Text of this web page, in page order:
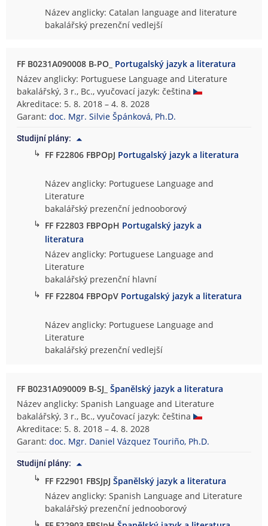
Název anglicky: Catalan language and literature
bakalářský prezenční vedlejší
FF B0231A090008 B-PO_ Portugalský jazyk a literatura
Název anglicky: Portuguese Language and Literature
bakalářský, 3 r., Bc., vyučovací jazyk: čeština
Akreditace: 5. 8. 2018 – 4. 8. 2028
Garant:doc. Mgr. Silvie Špánková, Ph.D.
Studijní plány:
↳ FF F22806 FBPOpJ Portugalský jazyk a literatura
Název anglicky: Portuguese Language and
Literature
bakalářský prezenční jednooborový
↳ FF F22803 FBPOpH Portugalský jazyk a
literatura
Název anglicky: Portuguese Language and
Literature
bakalářský prezenční hlavní
↳ FF F22804 FBPOpV Portugalský jazyk a literatura
Název anglicky: Portuguese Language and
Literature
bakalářský prezenční vedlejší
FF B0231A090009 B-SJ_Španělský jazyk a literatura
Název anglicky: Spanish Language and Literature
bakalářský, 3 r., Bc., vyučovací jazyk: čeština
Akreditace: 5. 8. 2018 – 4. 8. 2028
Garant:doc. Mgr. Daniel Vázquez Touriño, Ph.D.
Studijní plány:
↳ FF F22901 FBSJpJŠpanělský jazyk a literatura
Název anglicky: Spanish Language and Literature
bakalářský prezenční jednooborový
↳